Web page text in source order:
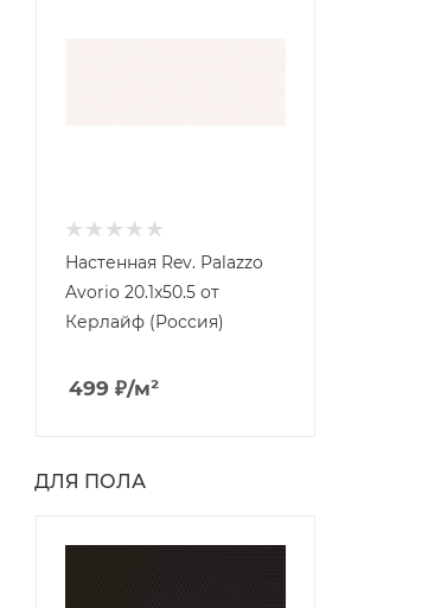
Настенная Rev. Palazzo
Avorio 20.1x50.5 от
Керлайф (Россия)
499 ₽/м²
ДЛЯ ПОЛА